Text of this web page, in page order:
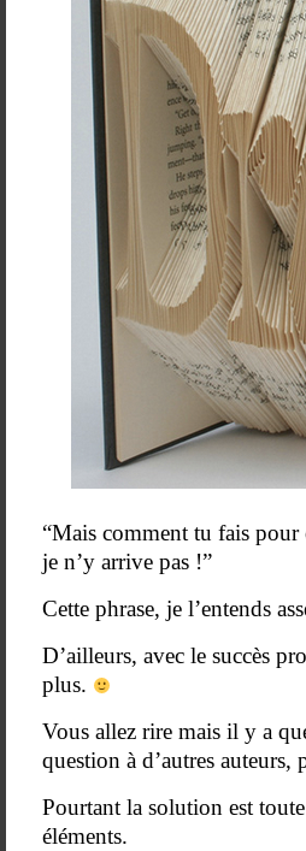
“Mais comment tu fais
je n’y arrive pas !”
Cette phrase, je l’entends
D’ailleurs, avec le succès
plus.
Vous allez rire mais il y a
question à d’autres
Pourtant la solution est
éléments.